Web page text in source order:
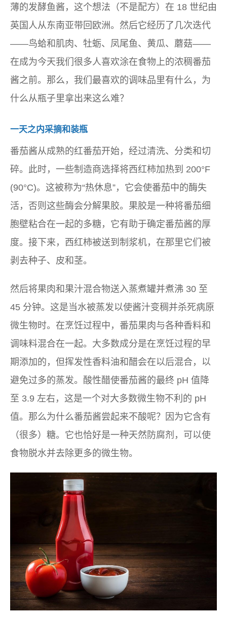
薄的发酵鱼酱，这个想法（不是配方）在 18 世纪由
英国人从东南亚带回欧洲。然后它经历了几次迭代
——鸟蛤和肌肉、牡蛎、凤尾鱼、黄瓜、蘑菇——
在成为今天我们很多人喜欢涂在食物上的浓稠番茄
酱之前。那么，我们最喜欢的调味品里有什么，为
什么从瓶子里拿出来这么难？
一天之内采摘和装瓶
番茄酱从成熟的红番茄开始，经过清洗、分类和切
碎。此时，一些制造商选择将西红柿加热到 200°F
(90°C)。这被称为“热休息”，它会使番茄中的酶失
活，否则这些酶会分解果胶。果胶是一种将番茄细
胞壁粘合在一起的多糖，它有助于确定番茄酱的厚
度。接下来，西红柿被送到制浆机，在那里它们被
剥去种子、皮和茎。
然后将果肉和果汁混合物送入蒸煮罐并煮沸 30 至
45 分钟。这是当水被蒸发以使酱汁变稠并杀死病原
微生物时。在烹饪过程中，番茄果肉与各种香料和
调味料混合在一起。大多数成分是在烹饪过程的早
期添加的，但挥发性香料油和醋会在以后混合，以
避免过多的蒸发。酸性醋使番茄酱的最终 pH 值降
至 3.9 左右，这是一个对大多数微生物不利的 pH
值。那么为什么番茄酱尝起来不酸呢？因为它含有
（很多）糖。它也恰好是一种天然防腐剂，可以使
食物脱水并去除更多的微生物。